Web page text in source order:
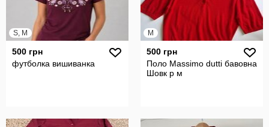
S, M
500 грн
футболка вишиванка
M
500 грн
Поло Massimo dutti бавовна
Шовк р м